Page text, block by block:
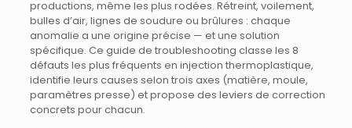
productions, même les plus rodées. Rétreint, voilement,
bulles d’air, lignes de soudure ou brûlures : chaque
anomalie a une origine précise — et une solution
spécifique. Ce guide de troubleshooting classe les 8
défauts les plus fréquents en injection thermoplastique,
identifie leurs causes selon trois axes (matière, moule,
paramètres presse) et propose des leviers de correction
concrets pour chacun.